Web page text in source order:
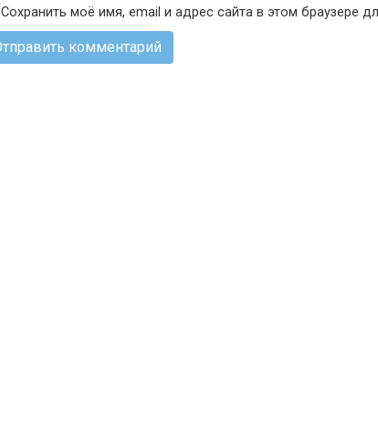
Сохранить моё имя, email и адрес сайта в этом браузере